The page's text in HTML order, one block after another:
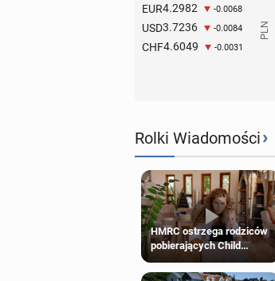
EUR4.2982 -0.0068
USD3.7236 -0.0084
CHF4.6049 -0.0031
Rolki Wiadomości›
HMRC ostrzega rodziców
pobierających Child
Benefit. Mogą być
zobowiązani do zwrotu